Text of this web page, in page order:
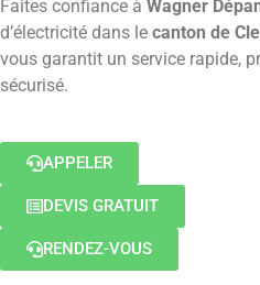
Faites confiance à Wagner
d’électricité dans le canton de
vous garantit un service rapide,
sécurisé.
APPELER
DEVIS GRATUIT
RENDEZ-VOUS